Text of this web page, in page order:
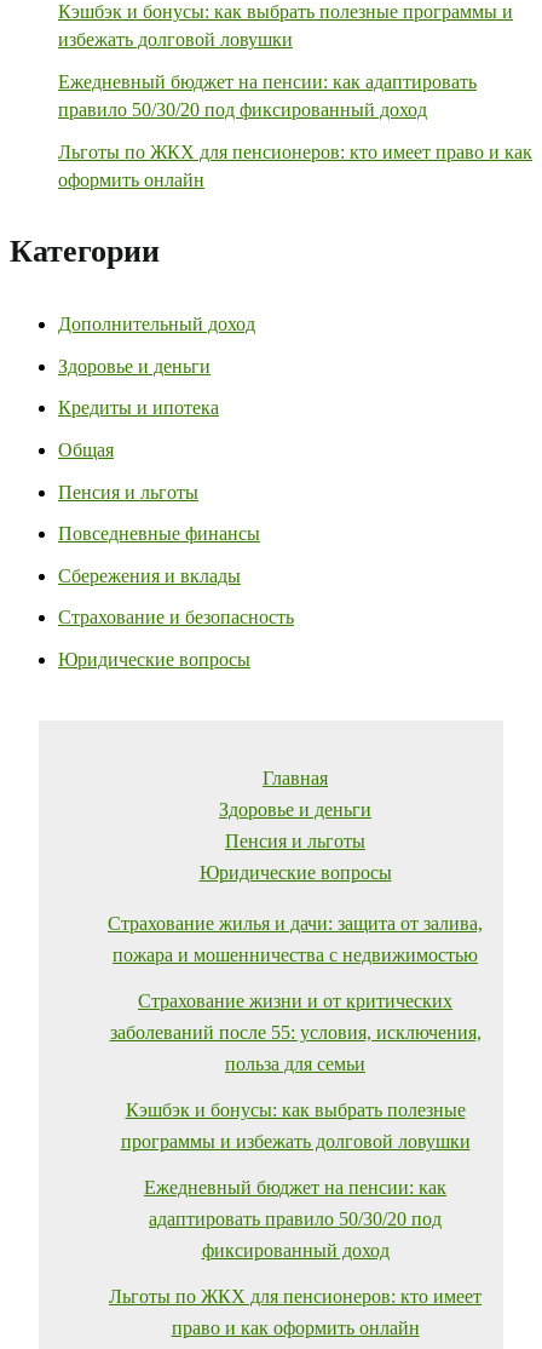
Кэшбэк и бонусы: как выбрать полезные программы и
избежать долговой ловушки
Ежедневный бюджет на пенсии: как адаптировать
правило 50/30/20 под фиксированный доход
Льготы по ЖКХ для пенсионеров: кто имеет право и как
оформить онлайн
Категории
Дополнительный доход
Здоровье и деньги
Кредиты и ипотека
Общая
Пенсия и льготы
Повседневные финансы
Сбережения и вклады
Страхование и безопасность
Юридические вопросы
Главная
Здоровье и деньги
Пенсия и льготы
Юридические вопросы
Страхование жилья и дачи: защита от залива,
пожара и мошенничества с недвижимостью
Страхование жизни и от критических
заболеваний после 55: условия, исключения,
польза для семьи
Кэшбэк и бонусы: как выбрать полезные
программы и избежать долговой ловушки
Ежедневный бюджет на пенсии: как
адаптировать правило 50/30/20 под
фиксированный доход
Льготы по ЖКХ для пенсионеров: кто имеет
право и как оформить онлайн